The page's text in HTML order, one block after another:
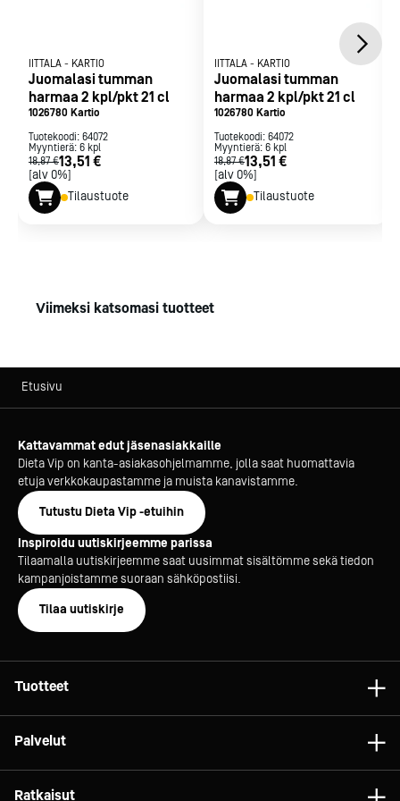
IITTALA - KARTIO
Juomalasi tumman
harmaa 2 kpl/pkt 21 cl
1026780 Kartio
Tuotekoodi: 64072
Myyntierä: 6 kpl
18,87 €13,51 €
[alv 0%]
Tilaustuote
IITTALA - KARTIO
Juomalasi tumman
harmaa 2 kpl/pkt 21 cl
1026780 Kartio
Tuotekoodi: 64072
Myyntierä: 6 kpl
18,87 €13,51 €
[alv 0%]
Tilaustuote
Viimeksi katsomasi tuotteet
Etusivu
Kattavammat edut jäsenasiakkaille
Dieta Vip on kanta-asiakasohjelmamme, jolla saat huomattavia
etuja verkkokaupastamme ja muista kanavistamme.
Tutustu Dieta Vip -etuihin
Inspiroidu uutiskirjeemme parissa
Tilaamalla uutiskirjeemme saat uusimmat sisältömme sekä tiedon
kampanjoistamme suoraan sähköpostiisi.
Tilaa uutiskirje
Tuotteet
Tarvikkeet
Palvelut
Konsultointi
Ratkaisut